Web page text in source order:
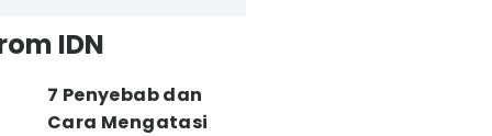
IDN
7 Penyebab dan
Cara Mengatasi